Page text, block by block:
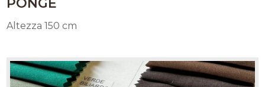
PONGE
Altezza 150 cm